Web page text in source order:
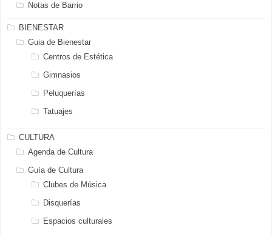
Notas de Barrio
BIENESTAR
Guia de Bienestar
Centros de Estética
Gimnasios
Peluquerías
Tatuajes
CULTURA
Agenda de Cultura
Guía de Cultura
Clubes de Música
Disquerías
Espacios culturales